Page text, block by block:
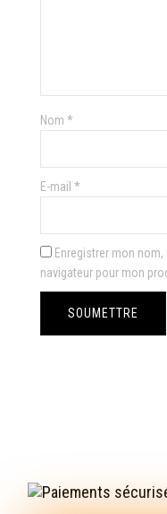
Nom *
E-mail *
Enregistrer mon
navigateur pour mon